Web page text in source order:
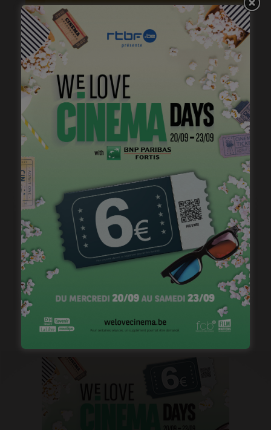
« 1985 », machine à démonter le temps
janvier 20, 2023
« Temps mort », permis de vivre
janvier 18, 2023